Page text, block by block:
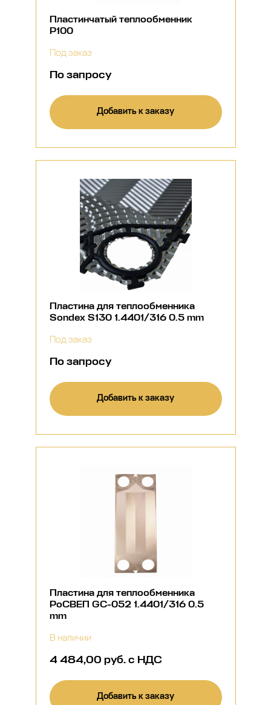
Пластинчатый теплообменник
P100
Под заказ
По запросу
Добавить к заказу
Пластина для теплообменника
Sondex S130 1.4401/316 0.5 mm
Под заказ
По запросу
Добавить к заказу
Пластина для теплообменника
РоСВЕП GC-052 1.4401/316 0.5
mm
В наличии
4 484,00 руб. с НДС
Добавить к заказу